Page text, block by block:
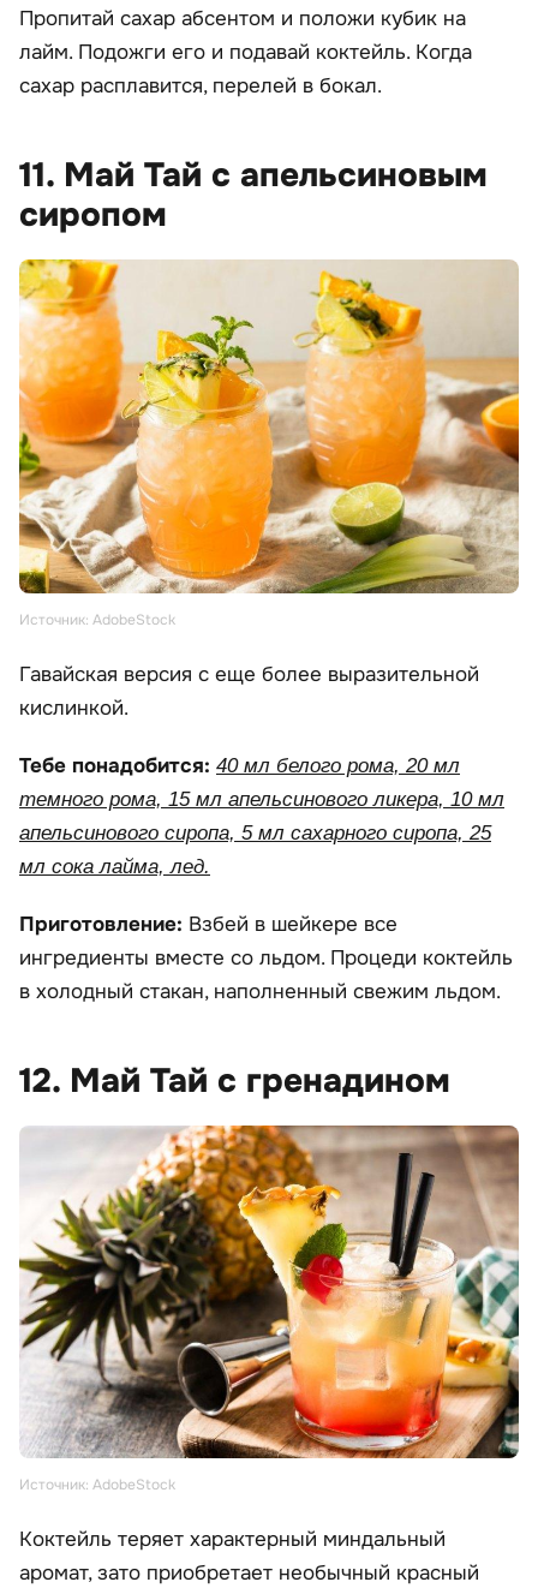
Пропитай сахар абсентом и положи кубик на
лайм. Подожги его и подавай коктейль. Когда
сахар расплавится, перелей в бокал.
11. Май Тай с апельсиновым
сиропом
Источник: AdobeStock
Гавайская версия с еще более выразительной
кислинкой.
Тебе понадобится: 40 мл белого рома, 20 мл
темного рома, 15 мл апельсинового ликера, 10 мл
апельсинового сиропа, 5 мл сахарного сиропа, 25
мл сока лайма, лед.
Приготовление: Взбей в шейкере все
ингредиенты вместе со льдом. Процеди коктейль
в холодный стакан, наполненный свежим льдом.
12. Май Тай с гренадином
Источник: AdobeStock
Коктейль теряет характерный миндальный
аромат, зато приобретает необычный красный